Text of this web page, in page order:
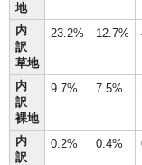
地
内
訳
草地
23.2% 12.7%
内
訳
裸地
9.7% 7.5%
内
訳
0.2% 0.4%